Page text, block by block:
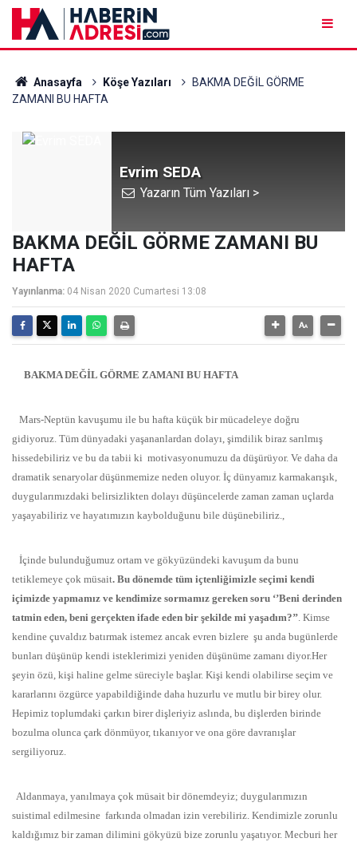
Anasayfa Köşe Yazıları
BAKMA DEĞİL GÖRME
ZAMANI BU HAFTA
Evrim SEDA
Yazarın Tüm Yazıları >
BAKMA DEĞİL GÖRME ZAMANI BU
HAFTA
Yayınlanma: 04 Nisan 2020 Cumartesi 13:08
BAKMA DEĞİL GÖRME ZAMANI BU HAFTA
Mars-Neptün kavuşumu ile bu hafta küçük bir mücadeleye doğru
gidiyoruz. Tüm dünyadaki yaşananlardan dolayı, şimdilik biraz sarılmış
hissedebiliriz ve bu da tabii ki motivasyonumuzu da düşürüyor. Ve daha da
dramatik senaryolar düşünmemize neden oluyor. İç dünyamız karmakarışık,
duygularımızdaki belirsizlikten dolayı düşüncelerde zaman zaman uçlarda
yaşayabiliriz ve hayatımızın kaybolduğunu bile düşünebiliriz.,
İçinde bulunduğumuz ortam ve gökyüzündeki kavuşum da bunu
tetiklemeye çok müsait. Bu dönemde tüm içtenliğimizle seçimi kendi
içimizde yapmamız ve kendimize sormamız gereken soru ‘’Beni derinden
tatmin eden, beni gerçekten ifade eden bir şekilde mi yaşadım?’’. Kimse
kendine çuvaldız batırmak istemez ancak evren bizlere şu anda bugünlerde
bunları düşünüp kendi isteklerimizi yeniden düşünüme zamanı diyor.Her
şeyin özü, kişi haline gelme süreciyle başlar. Kişi kendi olabilirse seçim ve
kararlarını özgürce yapabildiğinde daha huzurlu ve mutlu bir birey olur.
Hepimiz toplumdaki çarkın birer dişleriyiz aslında, bu dişlerden birinde
bozulma olunca çark dönmüyor, tıkanıyor ve ona göre davranışlar
sergiliyoruz.
Aldanmaya, yanılmaya çok müsait bir dönemdeyiz; duygularımızın
suistimal edilmesine farkında olmadan izin verebiliriz. Kendimizle zorunlu
kaldığımız bir zaman dilimini gökyüzü bize zorunlu yaşatıyor. Mecburi her